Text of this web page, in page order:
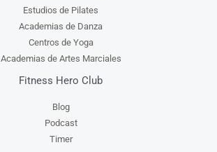
Estudios de Pilates
Academias de Danza
Centros de Yoga
Academias de Artes Marciales
Fitness Hero Club
Blog
Podcast
Timer